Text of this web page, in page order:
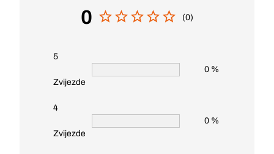
0 (0)
5
Zvijezde
0 %
4
Zvijezde
0 %